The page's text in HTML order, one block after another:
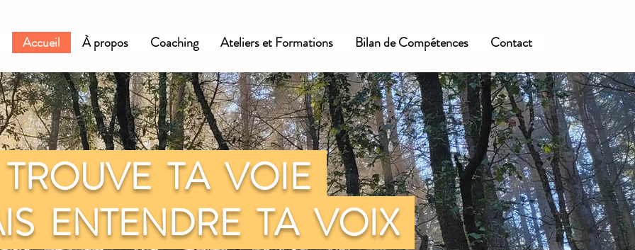
Accueil À propos Coaching Ateliers et Formations Bilan de Compétences Contact
TA VOIE
ENTENDRE TA VOIX